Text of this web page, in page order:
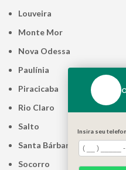
Louveira
Monte Mor
Nova Odessa
Paulínia
Piracicaba
Rio Claro
Salto
Santa Bárbara d'Oeste
Socorro
Insira seu